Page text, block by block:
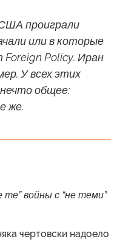
проиграли
или в которые
Policy. Иран
У всех этих
общее:
же.
войны с “не теми”
чертовски надоело